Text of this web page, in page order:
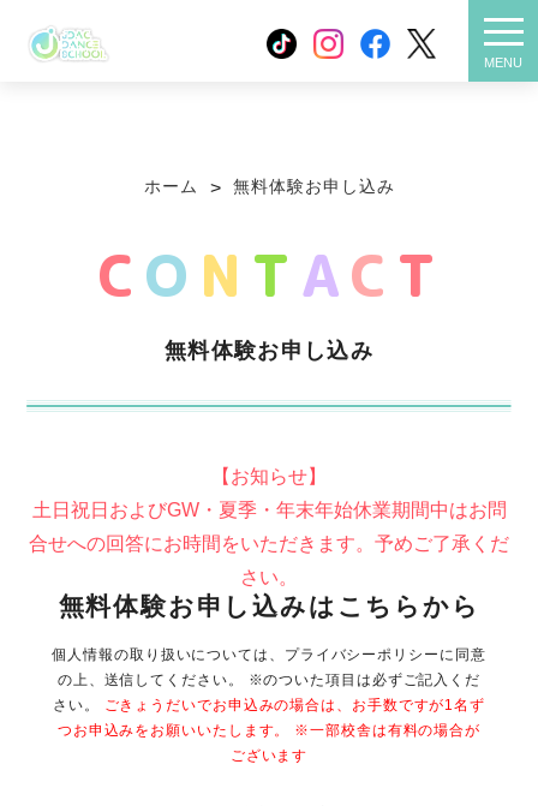
ホーム > 無料体験お申し込み
メニ
MENU
よくある質問
プライバシーポリシー
お客様の声
お役立ちコラム
CO N TAC T
無料体験お申し込み
【お知らせ】
土日祝日およびGW・夏季・年末年始休業期間中はお問
合せへの回答にお時間をいただきます。予めご了承くだ
さい。
無料体験お申し込みはこちらから
個人情報の取り扱いについては、プライバシーポリシーに同意
の上、送信してください。 ※のついた項目は必ずご記入くだ
さい。
ごきょうだいでお申込みの場合は、お手数ですが1名ず
つお申込みをお願いいたします。 ※一部校舎は有料の場合が
ございます